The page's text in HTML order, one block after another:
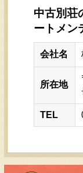
中古別荘
ートメン
会社名
所在地
TEL